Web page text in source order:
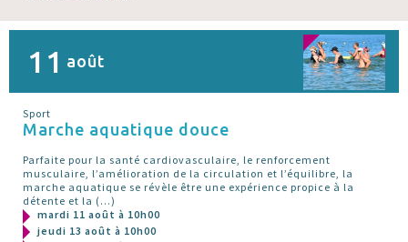
11 août
Sport
Marche aquatique douce
Parfaite pour la santé cardiovasculaire, le renforcement
musculaire, l’amélioration de la circulation et l’équilibre, la
marche aquatique se révèle être une expérience propice à la
détente et la (…)
mardi 11 août à 10h00
jeudi 13 août à 10h00